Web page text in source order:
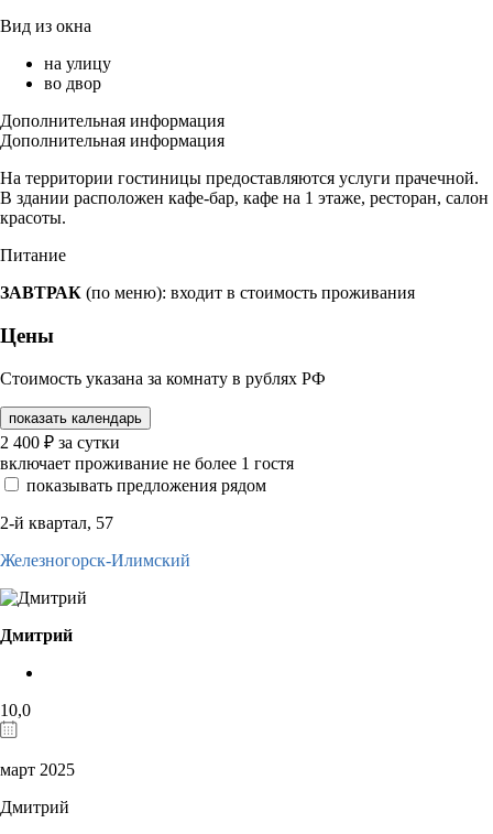
Вид из окна
на улицу
во двор
Дополнительная информация
Дополнительная информация
На территории гостиницы предоставляются услуги прачечной.
В здании расположен кафе-бар, кафе на 1 этаже, ресторан, салон
красоты.
Питание
ЗАВТРАК (по меню): входит в стоимость проживания
Цены
Стоимость указана за комнату в рублях РФ
показать календарь
2 400 ₽ за сутки
включает проживание не более 1 гостя
показывать предложения рядом
2-й квартал, 57
Железногорск-Илимский
Дмитрий
10,0
март 2025
Дмитрий